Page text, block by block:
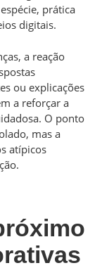
prática
digitais.
a reação
ou explicações
a reforçar a
O ponto
mas a
atípicos